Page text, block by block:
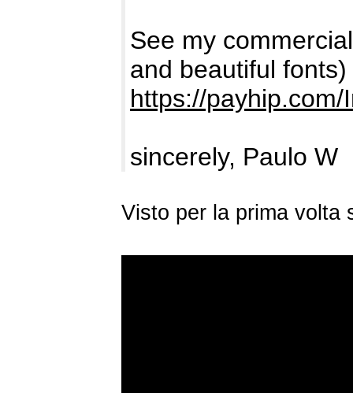
See my
and beautiful
https://
sincerely, Paulo W
Visto per la prima volta